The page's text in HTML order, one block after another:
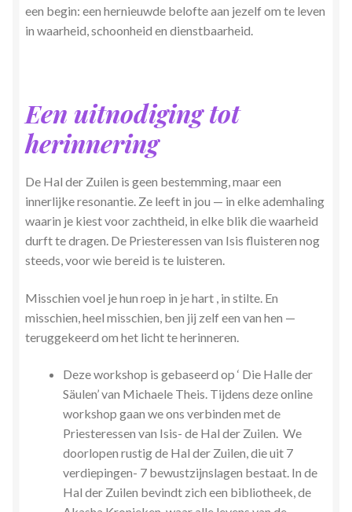
een begin: een hernieuwde belofte aan jezelf om te leven
in waarheid, schoonheid en dienstbaarheid.
Een uitnodiging tot
herinnering
De Hal der Zuilen is geen bestemming, maar een
innerlijke resonantie. Ze leeft in jou — in elke ademhaling
waarin je kiest voor zachtheid, in elke blik die waarheid
durft te dragen. De Priesteressen van Isis fluisteren nog
steeds, voor wie bereid is te luisteren.
Misschien voel je hun roep in je hart , in stilte. En
misschien, heel misschien, ben jij zelf een van hen —
teruggekeerd om het licht te herinneren.
Deze workshop is gebaseerd op ‘ Die Halle der
Säulen’ van Michaele Theis. Tijdens deze online
workshop gaan we ons verbinden met de
Priesteressen van Isis- de Hal der Zuilen. We
doorlopen rustig de Hal der Zuilen, die uit 7
verdiepingen- 7 bewustzijnslagen bestaat. In de
Hal der Zuilen bevindt zich een bibliotheek, de